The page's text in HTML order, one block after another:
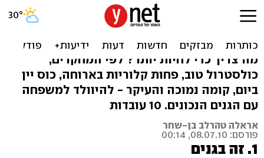
נמוכים חיים יותר: 10 עובדות
על אריכות ימים
מה צריך כדי לחיות יותר? לפי המחקרים,
כולסטרול טוב, פחות קלוריות בארוחה, כוס יין
ביום, קומה נמוכה והעיקר - להיוולד למשפחה
עם הגנים הנכונים. 10 עובדות
אראלה טהרלב בן-שחר
פורסם: 08.07.10, 00:14
1. זה בגנים